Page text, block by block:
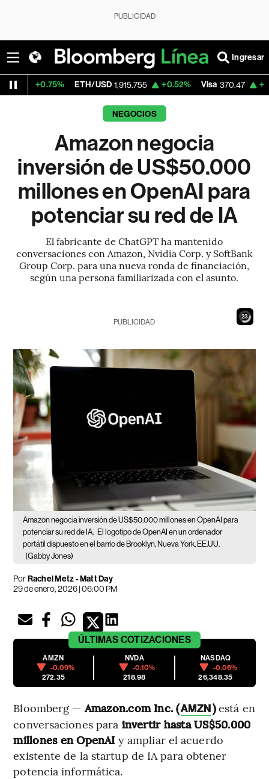
PUBLICIDAD
Ingresar
ETH/USD 1,915.755 +0.52% Visa 370.47 +0.52%
NEGOCIOS
Amazon negocia
inversión de US$50.000
millones en OpenAI para
potenciar su red de IA
El fabricante de ChatGPT ha mantenido
conversaciones con Amazon, Nvidia Corp. y SoftBank
Group Corp. para una nueva ronda de financiación,
según una persona familiarizada con el asunto.
22
PUBLICIDAD
Amazon negocia inversión de US$50.000 millones en OpenAI para
potenciar su red de IA. El logotipo de OpenAI en un ordenador
portátil dispuesto en el barrio de Brooklyn, Nueva York, EE.UU.
(Gabby Jones)
PorRachel Metz - Matt Day
29 de enero, 2026 | 06:00 PM
ÚLTIMAS COTIZACIONES
AMZN
-0.09%
272.35
NVDA
-0.10%
218.98
NASDAQ
-0.06%
26,348.35
Bloomberg —Amazon.com Inc. (AMZN)está en
conversaciones para invertir hasta US$50.000
millones en OpenAI y ampliar el acuerdo
existente de la startup de IA para obtener
potencia informática.